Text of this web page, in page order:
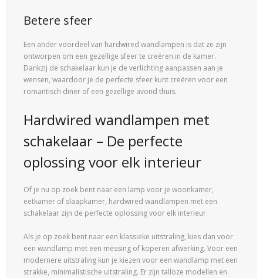
Betere sfeer
Een ander voordeel van hardwired wandlampen is dat ze zijn
ontworpen om een gezellige sfeer te creëren in de kamer.
Dankzij de schakelaar kun je de verlichting aanpassen aan je
wensen, waardoor je de perfecte sfeer kunt creëren voor een
romantisch diner of een gezellige avond thuis.
Hardwired wandlampen met
schakelaar – De perfecte
oplossing voor elk interieur
Of je nu op zoek bent naar een lamp voor je woonkamer,
eetkamer of slaapkamer, hardwired wandlampen met een
schakelaar zijn de perfecte oplossing voor elk interieur.
Als je op zoek bent naar een klassieke uitstraling, kies dan voor
een wandlamp met een messing of koperen afwerking. Voor een
modernere uitstraling kun je kiezen voor een wandlamp met een
strakke, minimalistische uitstraling. Er zijn talloze modellen en